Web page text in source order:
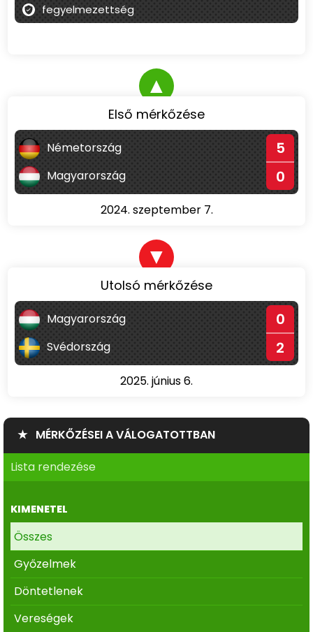
fegyelmezettség
▲
Első mérkőzése
Németország 5
Magyarország 0
2024. szeptember 7.
▼
Utolsó mérkőzése
Magyarország 0
Svédország 2
2025. június 6.
★ MÉRKŐZÉSEI A VÁLOGATOTTBAN
Lista rendezése
KIMENETEL
Összes
Győzelmek
Döntetlenek
Vereségek